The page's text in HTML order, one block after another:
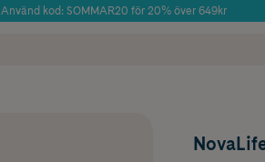
Använd kod: SOMMAR20 för 20% över 649kr